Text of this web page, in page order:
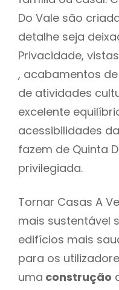
Do Vale são
detalhe seja
Privacidade,
, acabamentos
de atividades
excelente
acessibilidades
fazem de Quinta
privilegiada.
Tornar Casas A
mais sustentável
edifícios mais
para os
uma construção